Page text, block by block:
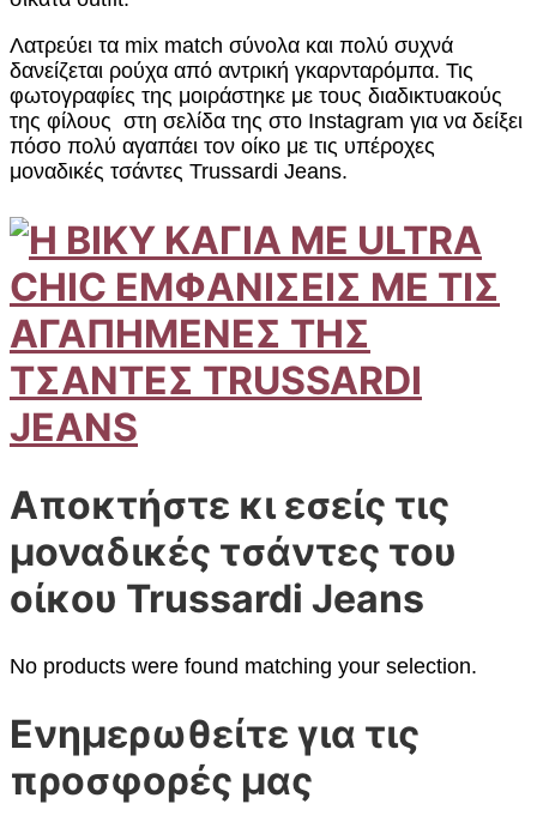
Λατρεύει τα mix match σύνολα και πολύ συχνά
δανείζεται ρούχα από αντρική γκαρνταρόμπα. Τις
φωτογραφίες της μοιράστηκε με τους διαδικτυακούς
της φίλους στη σελίδα της στο Ιnstagram για να δείξει
πόσο πολύ αγαπάει τον οίκο με τις υπέροχες
μοναδικές τσάντες Trussardi Jeans.
Αποκτήστε κι εσείς τις
μοναδικές τσάντες του
οίκου Trussardi Jeans
No products were found matching your selection.
Ενημερωθείτε για τις
προσφορές μας